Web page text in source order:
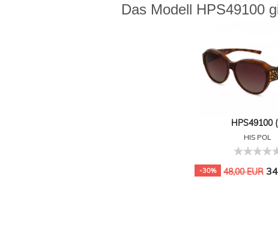
Das Modell HPS49100
HPS49100
HIS POL
-30% 48,00 EUR